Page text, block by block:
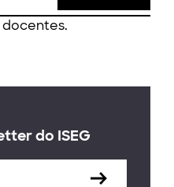
do ISEG